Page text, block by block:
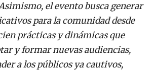
el evento busca generar
para la comunidad desde
prácticas y dinámicas que
y formar nuevas audiencias,
a los públicos ya cautivos,